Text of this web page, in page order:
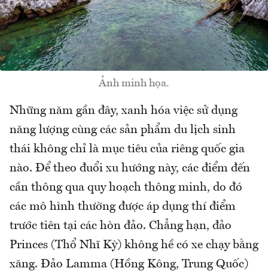
Ảnh minh họa.
Những năm gần đây, xanh hóa việc sử dụng
năng lượng cùng các sản phẩm du lịch sinh
thái không chỉ là mục tiêu của riêng quốc gia
nào. Để theo đuổi xu hướng này, các điểm đến
cần thông qua quy hoạch thông minh, do đó
các mô hình thường được áp dụng thí điểm
trước tiên tại các hòn đảo. Chẳng hạn, đảo
Princes (Thổ Nhĩ Kỳ) không hề có xe chạy bằng
xăng. Đảo Lamma (Hồng Kông, Trung Quốc)